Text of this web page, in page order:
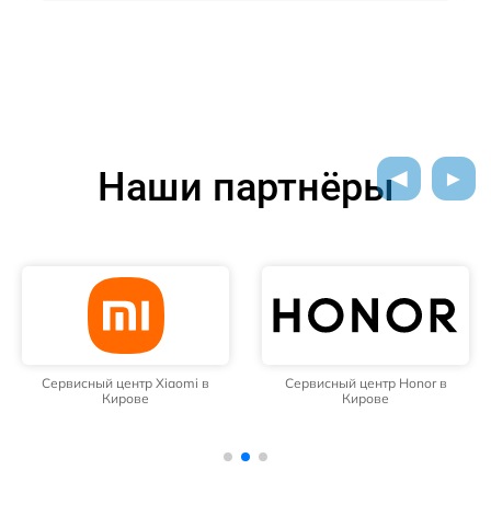
Наши партнёры
Сервисный центр Xiaomi в
Кирове
Сервисный центр Honor в
Кирове